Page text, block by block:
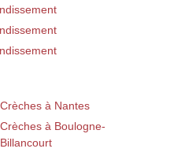
Crèches à Nantes
Crèches à Boulogne-
Billancourt